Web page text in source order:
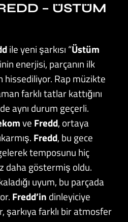
– ÜSTÜM
ile yeni şarkısı “Üstüm
enerjisi, parçanın ilk
Rap müzikte
farklı tatlar kattığını
aynı durum geçerli.
ve Fredd, ortaya
Fredd, bu gece
temposunu hiç
daha göstermiş oldu.
uyum, bu parçada
Fredd’in dinleyiciye
şarkıya farklı bir atmosfer